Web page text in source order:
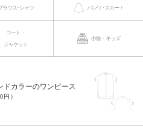
ラウス･シャツ パンツ･スカート
コート・
ジャケット
小物・キッズ
ドカラーのワンピース
）